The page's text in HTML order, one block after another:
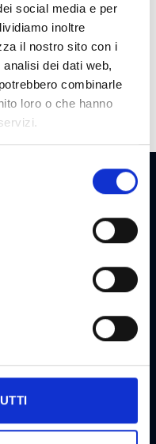
social media e per
inoltre
il nostro sito con i
dei dati web,
combinarle
loro o che hanno
Freespin, Bonus with
Gamble X2 X3 X5